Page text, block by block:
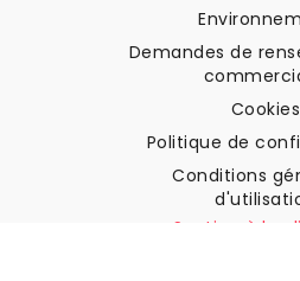
Demandes de
Cookies
Politique de
Conditions
Soutien à la